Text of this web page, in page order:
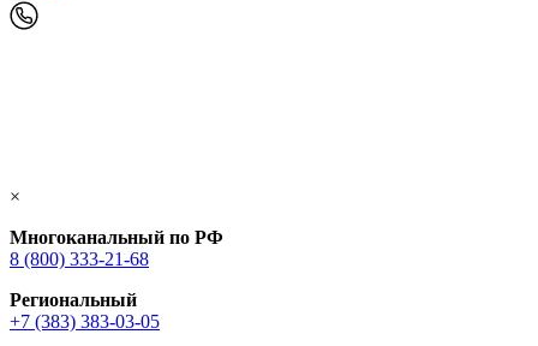
×
Многоканальный по РФ
8 (800) 333‑21-68
Региональный
+7 (383) 383-03-05